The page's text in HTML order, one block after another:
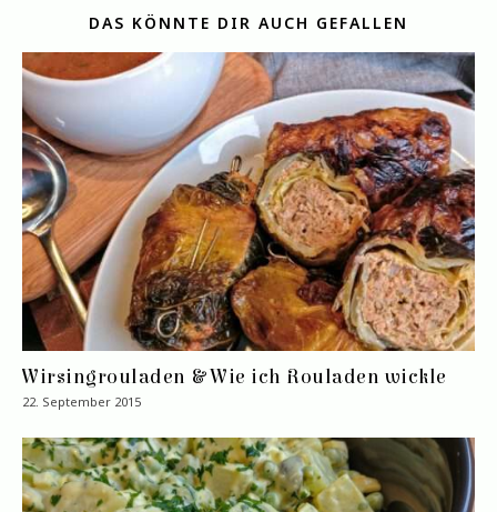
DAS KÖNNTE DIR AUCH GEFALLEN
Wirsingrouladen & Wie ich Rouladen wickle
22. September 2015